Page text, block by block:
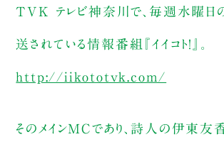
TVK テレビ神奈川で、毎週水曜日
送されている情報番組『イイコト！』。
http://iikototvk.com/
そのメインMCであり、詩人の伊東友